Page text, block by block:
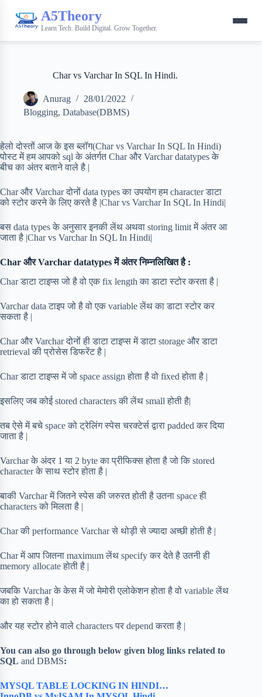
A5Theory
Learn Tech. Build Digital. Grow Together.
Char vs Varchar In SQL In Hindi.
Anurag
28/01/2022
Blogging, Database(DBMS)
हेलो दोस्तों आज के इस ब्लॉग(Char vs Varchar In SQL In Hindi)
पोस्ट में हम आपको sql के अंतर्गत Char और Varchar datatypes के
बीच का अंतर बताने वाले है |
Char और Varchar दोनों data types का उपयोग हम character डाटा
को स्टोर करने के लिए करते है |Char vs Varchar In SQL In Hindi|
बस data types के अनुसार इनकी लेंथ अथवा storing limit में अंतर आ
जाता है |Char vs Varchar In SQL In Hindi|
Char और Varchar datatypes में अंतर निम्नलिखित है :
Char डाटा टाइप्स जो है वो एक fix length का डाटा स्टोर करता है |
Varchar data टाइप जो है वो एक variable लेंथ का डाटा स्टोर कर
सकता है |
Char और Varchar दोनों ही डाटा टाइप्स में डाटा storage और डाटा
retrieval की प्रोसेस डिफरेंट है |
Char डाटा टाइप्स में जो space assign होता है वो fixed होता है |
इसलिए जब कोई stored characters की लेंथ small होती है|
तब ऐसे में बचे space को ट्रेलिंग स्पेस चरक्टेर्स द्वारा padded कर दिया
जाता है |
Varchar के अंदर 1 या 2 byte का प्रीफिक्स होता है जो कि stored
character के साथ स्टोर होता है |
बाकी Varchar में जितने स्पेस की जरुरत होती है उतना space ही
characters को मिलता है |
Char की performance Varchar से थोड़ी से ज्यादा अच्छी होती है |
Char में आप जितना maximum लेंथ specify कर देते है उतनी ही
memory allocate होती है |
जबकि Varchar के केस में जो मेमोरी एलोकेशन होता है वो variable लेंथ
का हो सकता है |
और यह स्टोर होने वाले characters पर depend करता है |
You can also go through below given blog links related to
SQL and DBMS:
MYSQL TABLE LOCKING IN HINDI…